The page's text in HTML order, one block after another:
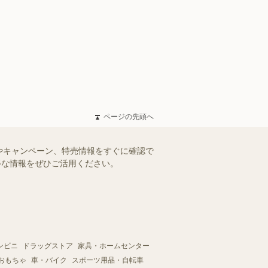
ページの先頭へ
ャンペーン、特売情報をすぐに確認で
情報をぜひご活用ください。
ビニ ドラッグストア
家具・ホームセンター
もちゃ
車・バイク スポーツ用品・自転車